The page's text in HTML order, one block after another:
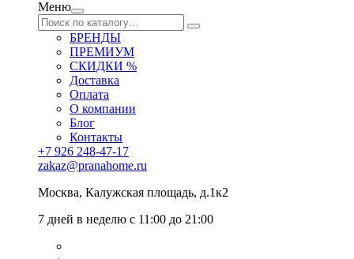
Меню
БРЕНДЫ
ПРЕМИУМ
СКИДКИ %
Доставка
Оплата
О компании
Блог
Контакты
+7 926 248-47-17
zakaz@pranahome.ru
Москва, Калужская площадь, д.1к2
7 дней в неделю с 11:00 до 21:00